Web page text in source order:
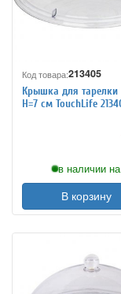
Код товара:213405
Крышка для тарелки
H=7 см TouchLife
в наличии
В корзину